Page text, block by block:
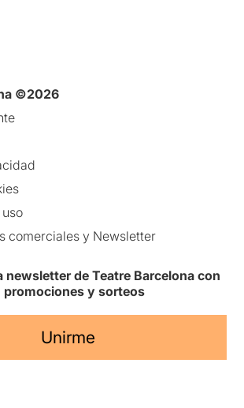
©2026
comerciales y Newsletter
newsletter de Teatre Barcelona con
promociones y sorteos
Unirme